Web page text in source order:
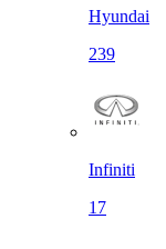
Hyundai
239
Infiniti
17